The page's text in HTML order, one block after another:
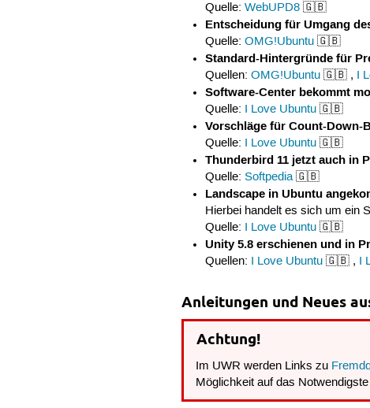
Quelle: WebUPD8🇬🇧
Entscheidung für Umgang
Quelle: OMG!Ubuntu🇬🇧
Standard-Hintergründe für
Quellen: OMG!Ubuntu🇬🇧 , I
Software-Center bekommt
Quelle: I Love Ubuntu🇬🇧
Vorschläge für Count-Down-
Quelle: I Love Ubuntu🇬🇧
Thunderbird 11 jetzt auch in
Quelle: Softpedia🇬🇧
Landscape in Ubuntu
Hierbei handelt es sich um ein
Quelle: I Love Ubuntu🇬🇧
Unity 5.8 erschienen und in
Quellen: I Love Ubuntu🇬🇧 , I
Anleitungen und Neues
Achtung!
Im UWR werden Links zu
Möglichkeit auf das